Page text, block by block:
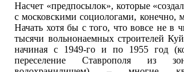
Насчет «предпосылок», которые
с московскими социологами, конечно,
Начать хотя бы с того, что вовсе не в
тысячи вольнонаемных строителей
начиная с 1949-го и по 1955 год
переселение Ставрополя из